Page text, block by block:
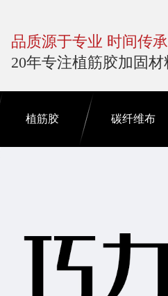
品质源于专业 时间传
20年专注植筋胶加固
植筋胶 碳纤维布